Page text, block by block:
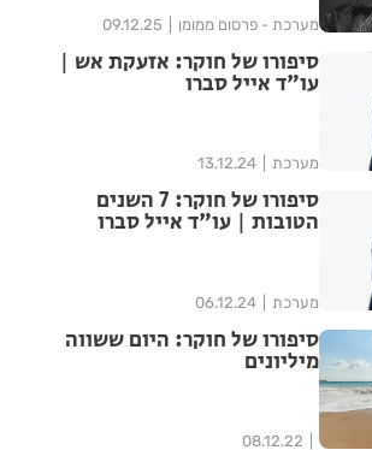
מערכת - פרסום ממומן 09.12.25
סיפורו של חוקר: אזעקת אש |
עו"ד אייל סברו
מערכת 13.12.24
סיפורו של חוקר: 7 השנים
הטובות | עו"ד אייל סברו
מערכת 06.12.24
סיפורו של חוקר: היום ששווה
מיליונים
08.12.22